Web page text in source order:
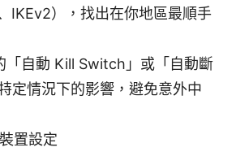
IKEv2），找出在你地區最順手
「自動 Kill Switch」或「自動斷
定情況下的影響，避免意外中
置設定